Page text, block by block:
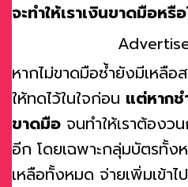
จะทำให้เราเงินขาดมือหรื
หากไม่ขาดมือซ้ำยังมีเหลือ
ให้ทดไว้ในใจก่อน แต่หากช
ขาดมือ จนทำให้เราต้องว
อีก โดยเฉพาะกลุ่มบัตรทั้ง
เหลือทั้งหมด จ่ายเพิ่มเข้า